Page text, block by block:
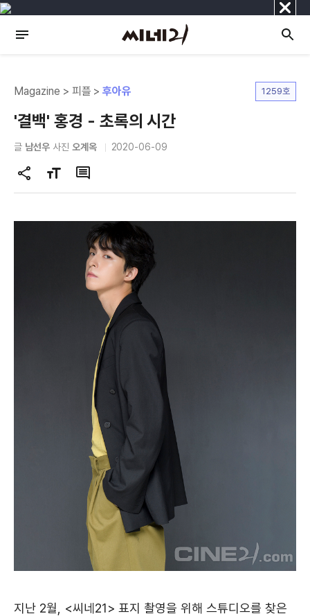
닫
기
Magazine > 피플 >후아유 1259호
'결백' 홍경 - 초록의 시간
글 남선우사진 오계옥 2020-06-09
공
유
기
글
자
기
댓
글
지난 2월, <씨네21> 표지 촬영을 위해 스튜디오를 찾은